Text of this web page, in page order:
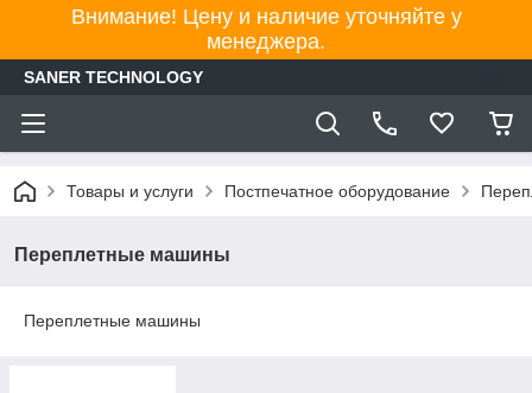
Внимание! Цену и наличие уточняйте у
менеджера.
SANER TECHNOLOGY
Товары и услуги Постпечатное оборудование
Переплетные машины
Переплетные машины